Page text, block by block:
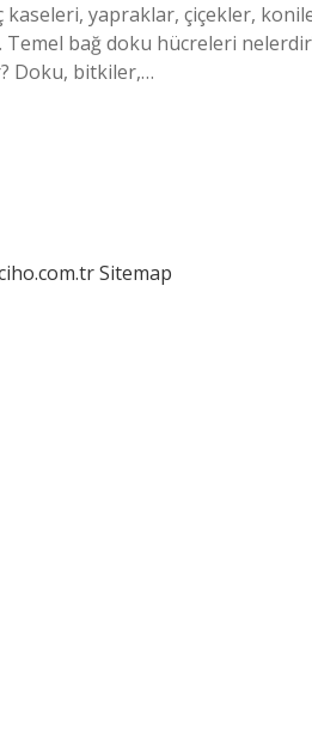
yapraklar, çiçekler,
Temel bağ doku hücreleri
Doku, bitkiler,…
Sitemap